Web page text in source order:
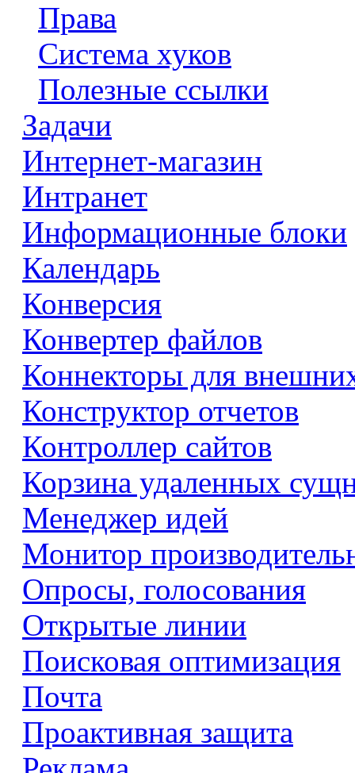
Права
Система хуков
Полезные ссылки
Задачи
Интернет-магазин
Интранет
Информационные блоки
Календарь
Конверсия
Конвертер файлов
Коннекторы для
Конструктор отчетов
Контроллер сайтов
Корзина удаленных
Менеджер идей
Монитор
Опросы, голосования
Открытые линии
Поисковая оптимизация
Почта
Проактивная защита